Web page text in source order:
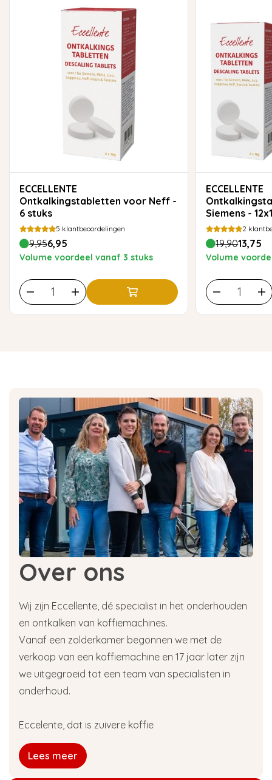
ECCELLENTE
Ontkalkingstabletten voor Neff -
6 stuks
5 klantbeoordelingen
9,956,95
Volume voordeel vanaf 3 stuks
ECCELLENTE
Siemens -
2
19,9013,75
Volume
Over ons
Wij zijn Eccellente, dé specialist in het onderhouden
en ontkalken van koffiemachines.
Vanaf een zolderkamer begonnen we met de
verkoop van een koffiemachine en 17 jaar later zijn
we uitgegroeid tot een team van specialisten in
onderhoud.
Eccelente, dat is zuivere koffie
Lees meer